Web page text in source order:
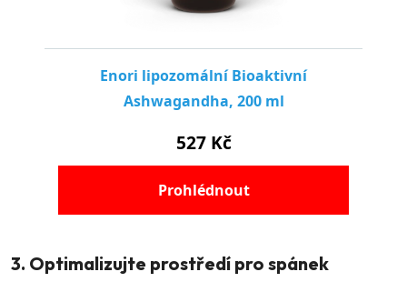
3. Optimalizujte prostředí pro spánek